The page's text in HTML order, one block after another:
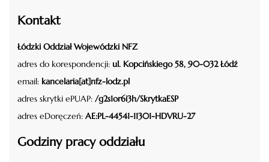
Kontakt
Łódzki Oddział Wojewódzki NFZ
adres do korespondencji: ul. Kopcińskiego 58, 90-032 Łódź
email: kancelaria[at]nfz-lodz.pl
adres skrytki ePUAP: /g2s1or6i3h/SkrytkaESP
adres eDoręczeń: AE:PL-44541-11301-HDVRU-27
Godziny pracy oddziału